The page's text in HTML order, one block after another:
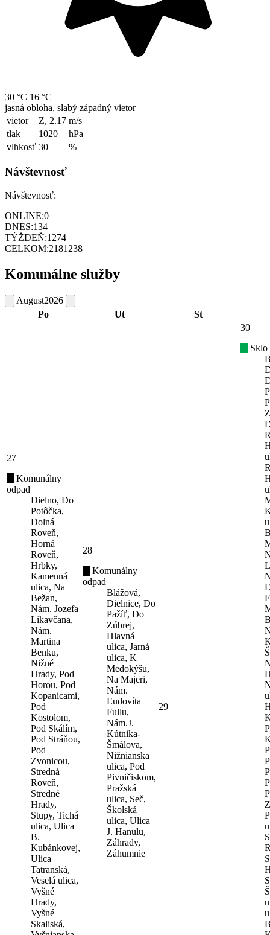
30 °C 16 °C
jasná obloha, slabý západný vietor
vietor
Z, 2.17 m/s
tlak
1020
hPa
vlhkosť 30 %
Návštevnosť
Návštevnosť:
ONLINE:0
DNES:134
TÝŽDEŇ:1274
CELKOM:2181238
Komunálne služby
August2026
Po
Ut St
27
Komunálny
odpad
Dielno, Do
Potôčka,
Dolná
Roveň,
Horná
Roveň,
Hrbky,
Kamenná
ulica, Na
Bežan,
Nám. Jozefa
Likavčana,
Nám.
Martina
Benku,
Nižné
Hrady, Pod
Horou, Pod
Kopanicami,
Pod
Kostolom,
Pod Skálím,
Pod Stráňou,
Pod
Zvonicou,
Stredná
Roveň,
Stredné
Hrady,
Stupy, Tichá
ulica, Ulica
B.
Kubánkovej,
Ulica
Tatranská,
Veselá ulica,
Vyšné
Hrady,
Vyšné
Skaliská,
28
Komunálny
odpad
Blážová,
Dielnice, Do
Pažíť, Do
Zúbrej,
Hlavná
ulica, Jarná
ulica, K
Medokýšu,
Na Majeri,
Nám.
Ľudovíta
Fullu,
Nám.J.
Kútnika-
Šmálova,
Nižnianska
ulica, Pod
Pivničiskom,
Pražská
ulica, Seč,
Školská
ulica, Ulica
J. Hanulu,
Záhrady,
Záhumnie
29
30
Sklo